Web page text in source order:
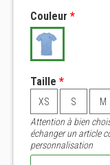
Couleur *
Taille *
XS S M
Attention à bien
échanger un article
personnalisation